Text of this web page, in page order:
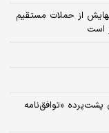
از حملات مستقیم
است
پشت‌پرده «توافق‌نامه